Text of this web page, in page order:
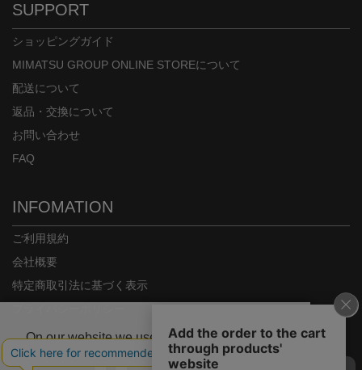
SUPPORT
ショッピングガイド
MIMATSU GROUP ONLINE STOREについて
配送について
返品・交換について
お問い合わせ
FAQ
INFOMATION
ご利用規約
会社概要
特定商取引法に基づく表示
On our website we use some cookies. These
are necessary for our site to work properly